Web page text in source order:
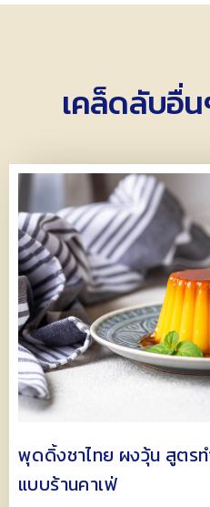
เคล็ดลับอื่
พุดดิ้งชาไทย ผงวุ้น สูตรท
แบบร้านคาเฟ่